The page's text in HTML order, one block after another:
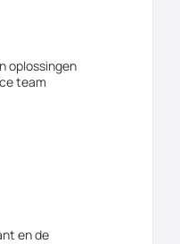
oplossingen
team
en de